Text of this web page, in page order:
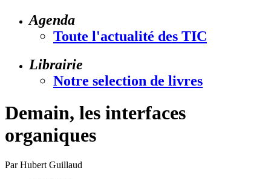
Agenda
Toute l'actualité des TIC
Librairie
Notre selection de livres
Demain, les interfaces
organiques
Par Hubert Guillaud